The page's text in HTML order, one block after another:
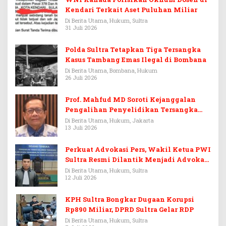
Kendari Terkait Aset Puluhan Miliar
Di Berita Utama, Hukum, Sultra
31 Juli 2026
Polda Sultra Tetapkan Tiga Tersangka
Kasus Tambang Emas Ilegal di Bombana
Di Berita Utama, Bombana, Hukum
26 Juli 2026
Prof. Mahfud MD Soroti Kejanggalan
Pengalihan Penyelidikan Tersangka
Febrie Adriansyah
Di Berita Utama, Hukum, Jakarta
13 Juli 2026
Perkuat Advokasi Pers, Wakil Ketua PWI
Sultra Resmi Dilantik Menjadi Advokat
PERADI
Di Berita Utama, Hukum, Sultra
12 Juli 2026
KPH Sultra Bongkar Dugaan Korupsi
Rp890 Miliar, DPRD Sultra Gelar RDP
Di Berita Utama, Hukum, Sultra